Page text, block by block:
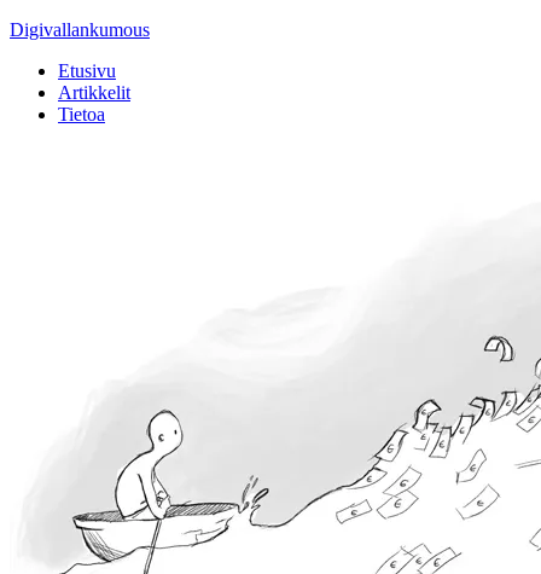
Digivallankumous
Etusivu
Artikkelit
Tietoa